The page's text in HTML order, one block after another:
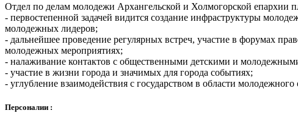
Отдел по делам молодежи Архангельской и Холмогорской епархии
- первостепенной задачей видится создание инфраструктуры
молодежных лидеров;
- дальнейшее проведение регулярных встреч, участие в форумах
молодежных мероприятиях;
- налаживание контактов с общественными детскими и
- участие в жизни города и значимых для города событиях;
- углубление взаимодействия с государством в области молодежного
Персоналии :